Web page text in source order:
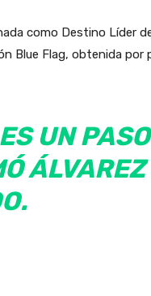
como Destino Líder
Blue Flag, obtenida por
UN